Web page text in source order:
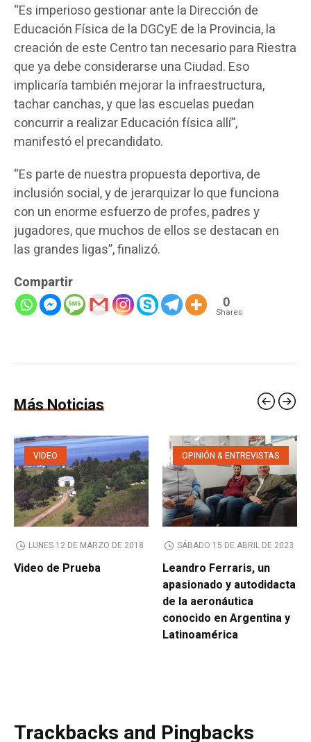
“Es imperioso gestionar ante la Dirección de
Educación Física de la DGCyE de la Provincia, la
creación de este Centro tan necesario para Riestra
que ya debe considerarse una Ciudad. Eso
implicaría también mejorar la infraestructura,
tachar canchas, y que las escuelas puedan
concurrir a realizar Educación física allí”,
manifestó el precandidato.
“Es parte de nuestra propuesta deportiva, de
inclusión social, y de jerarquizar lo que funciona
con un enorme esfuerzo de profes, padres y
jugadores, que muchos de ellos se destacan en
las grandes ligas”, finalizó.
Compartir
0
Shares
Más Noticias
VIDEO
LUNES 12 DE MARZO DE 2018
Video de Prueba
OPINIÓN & ENTREVISTAS
SÁBADO 15 DE ABRIL DE 2023
Leandro Ferraris, un
apasionado y autodidacta
de la aeronáutica
conocido en Argentina y
Latinoamérica
Trackbacks and Pingbacks